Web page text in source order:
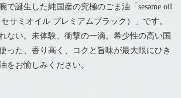
で誕生した純国産の究極のごま油「sesame oil
セサミオイル プレミアムブラック）」です。
ない。未体験、衝撃の一滴。希少性の高い国
った、香り高く、コクと旨味が最大限にひき
をお愉しみください。